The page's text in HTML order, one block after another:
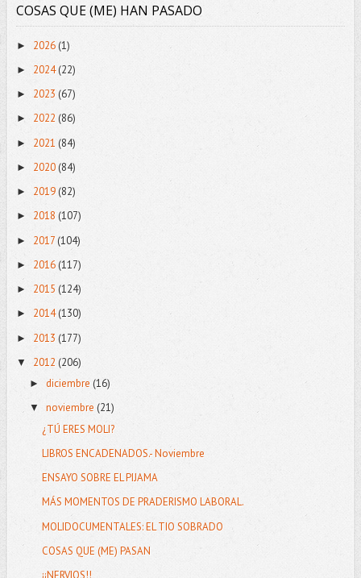
COSAS QUE (ME) HAN PASADO
► 2026 (1)
► 2024(22)
► 2023 (67)
► 2022 (86)
► 2021 (84)
► 2020 (84)
► 2019 (82)
► 2018 (107)
► 2017 (104)
► 2016(117)
► 2015 (124)
► 2014(130)
► 2013 (177)
▼ 2012 (206)
► diciembre (16)
▼ noviembre (21)
¿TÚ ERES MOLI?
LIBROS ENCADENADOS.- Noviembre
ENSAYO SOBRE EL PIJAMA
MÁS MOMENTOS DE PRADERISMO LABORAL.
MOLIDOCUMENTALES: EL TIO SOBRADO
COSAS QUE (ME) PASAN
¡¡NERVIOS!!